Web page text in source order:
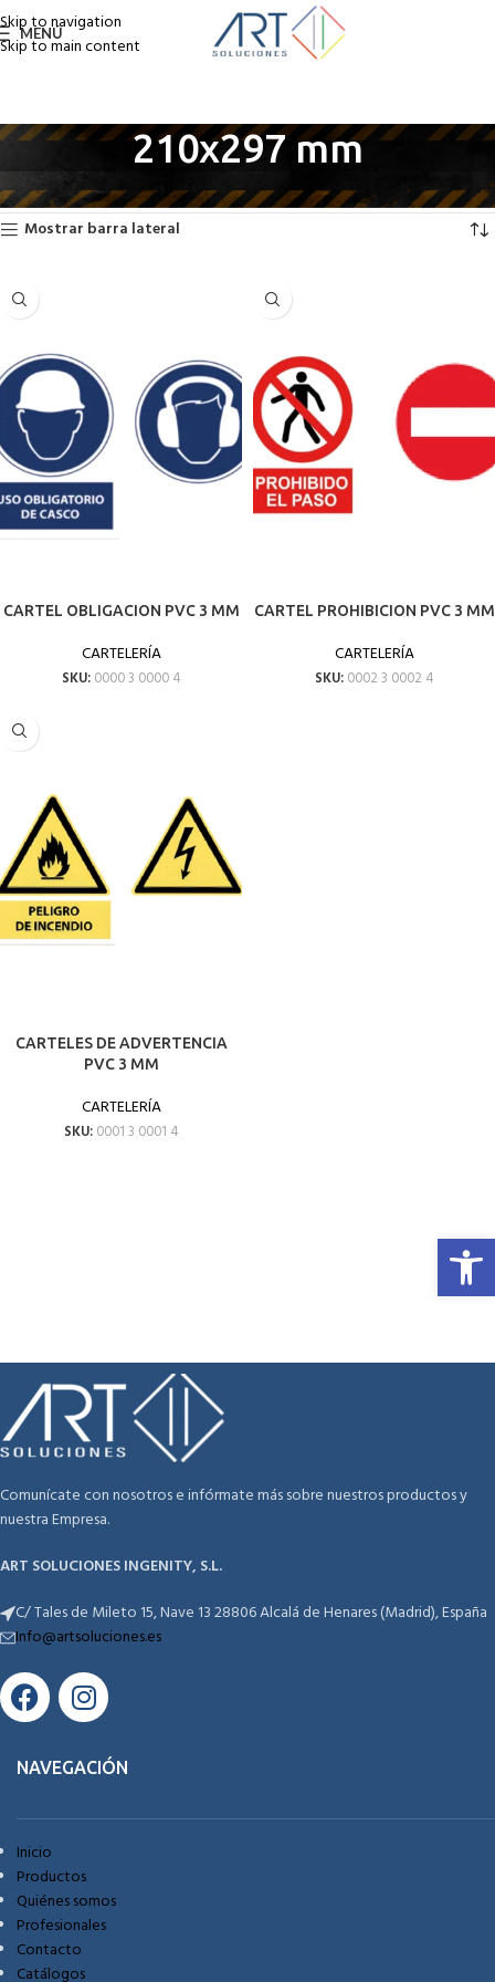
Abrir
Skip to navigation
Skip to main content
MENÚ
210x297 mm
CARTELERIA del producto
Mostrando los 3 resultados
Mostrar barra lateral
CARTEL OBLIGACION PVC 3 MM
CARTELERÍA
SKU: 0000 3 0000 4
CARTEL PROHIBICION PVC 3 MM
CARTELERÍA
SKU: 0002 3 0002 4
CARTELES DE ADVERTENCIA
PVC 3 MM
CARTELERÍA
SKU: 0001 3 0001 4
Comunícate con nosotros e infórmate más sobre nuestros productos y
nuestra Empresa.
ART SOLUCIONES INGENITY, S.L.
C/ Tales de Mileto 15, Nave 13 28806 Alcalá de Henares (Madrid), España
Info@artsoluciones.es
NAVEGACIÓN
Inicio
Productos
Quiénes somos
Profesionales
Contacto
Catálogos